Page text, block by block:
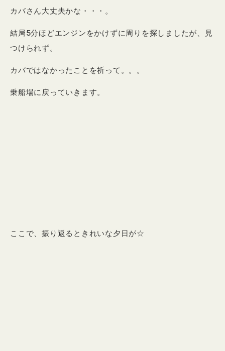
カバさん大丈夫かな・・・。
結局5分ほどエンジンをかけずに周りを探しましたが、見
つけられず。
カバではなかったことを祈って。。。
乗船場に戻っていきます。
ここで、振り返るときれいな夕日が☆